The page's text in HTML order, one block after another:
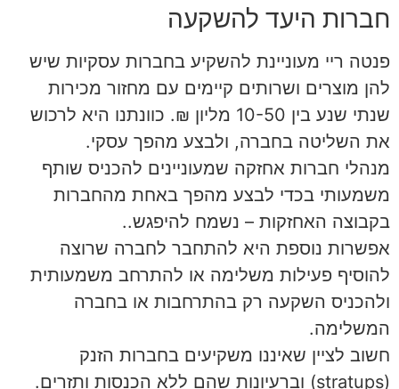
חברות היעד להשקעה
פנטה ריי מעוניינת להשקיע בחברות עסקיות שיש
להן מוצרים ושרותים קיימים עם מחזור מכירות
שנתי שנע בין 10-50 מליון ₪. כוונתנו היא לרכוש
את השליטה בחברה, ולבצע מהפך עסקי.
מנהלי חברות אחזקה שמעוניינים להכניס שותף
משמעותי בכדי לבצע מהפך באחת מהחברות
בקבוצה האחזקות – נשמח להיפגש..
אפשרות נוספת היא להתחבר לחברה שרוצה
להוסיף פעילות משלימה או להתרחב משמעותית
ולהכניס השקעה רק בהתרחבות או בחברה
המשלימה.
חשוב לציין שאיננו משקיעים בחברות הזנק
(stratups) וברעיונות שהם ללא הכנסות ותזרים.